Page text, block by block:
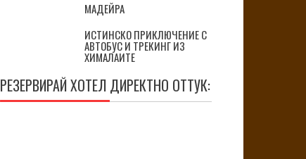
МАДЕЙРА
ИСТИНСКО ПРИКЛЮЧЕНИЕ С
АВТОБУС И ТРЕКИНГ ИЗ
ХИМАЛАИТЕ
РЕЗЕРВИРАЙ ХОТЕЛ ДИРЕКТНО ОТТУК: